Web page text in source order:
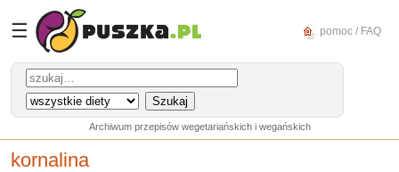
☰ pomoc / FAQ
Archiwum przepisów wegetariańskich i wegańskich
kornalina